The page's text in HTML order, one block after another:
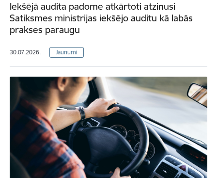
Iekšējā audita padome atkārtoti atzinusi
Satiksmes ministrijas iekšējo auditu kā labās
prakses paraugu
30.07.2026. Jaunumi